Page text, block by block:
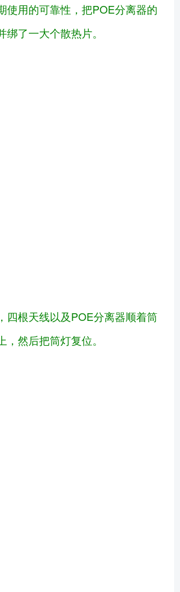
使用的可靠性，把POE分离器的
了一大个散热片。
四根天线以及POE分离器顺着筒
然后把筒灯复位。